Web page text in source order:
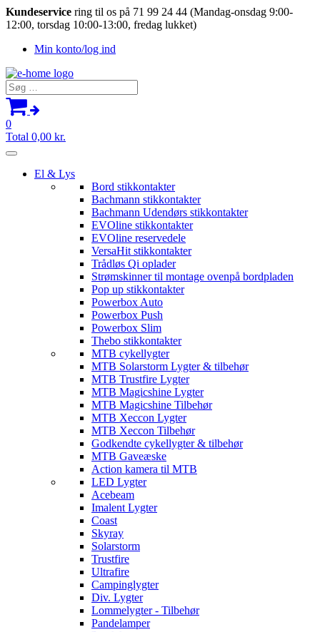
Kundeservice ring til os på 71 99 24 44 (Mandag-onsdag 9:00-
12:00, torsdag 10:00-13:00, fredag lukket)
Min konto/log ind
Søg
efter:
0
Total 0,00 kr.
El & Lys
Bord stikkontakter
Bachmann stikkontakter
Bachmann Udendørs stikkontakter
EVOline stikkontakter
EVOline reservedele
VersaHit stikkontakter
Trådløs Qi oplader
Strømskinner til montage ovenpå bordpladen
Pop up stikkontakter
Powerbox Auto
Powerbox Push
Powerbox Slim
Thebo stikkontakter
MTB cykellygter
MTB Solarstorm Lygter & tilbehør
MTB Trustfire Lygter
MTB Magicshine Lygter
MTB Magicshine Tilbehør
MTB Xeccon Lygter
MTB Xeccon Tilbehør
Godkendte cykellygter & tilbehør
MTB Gaveæske
Action kamera til MTB
LED Lygter
Acebeam
Imalent Lygter
Coast
Skyray
Solarstorm
Trustfire
Ultrafire
Campinglygter
Div. Lygter
Lommelygter - Tilbehør
Pandelamper